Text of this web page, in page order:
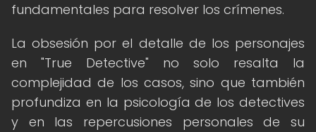
fundamentales para resolver los crímenes.
La obsesión por el detalle de los personajes
en "True Detective" no solo resalta la
complejidad de los casos, sino que también
profundiza en la psicología de los detectives
y en las repercusiones personales de su